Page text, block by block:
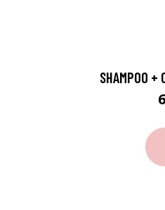
SHAMPOO +